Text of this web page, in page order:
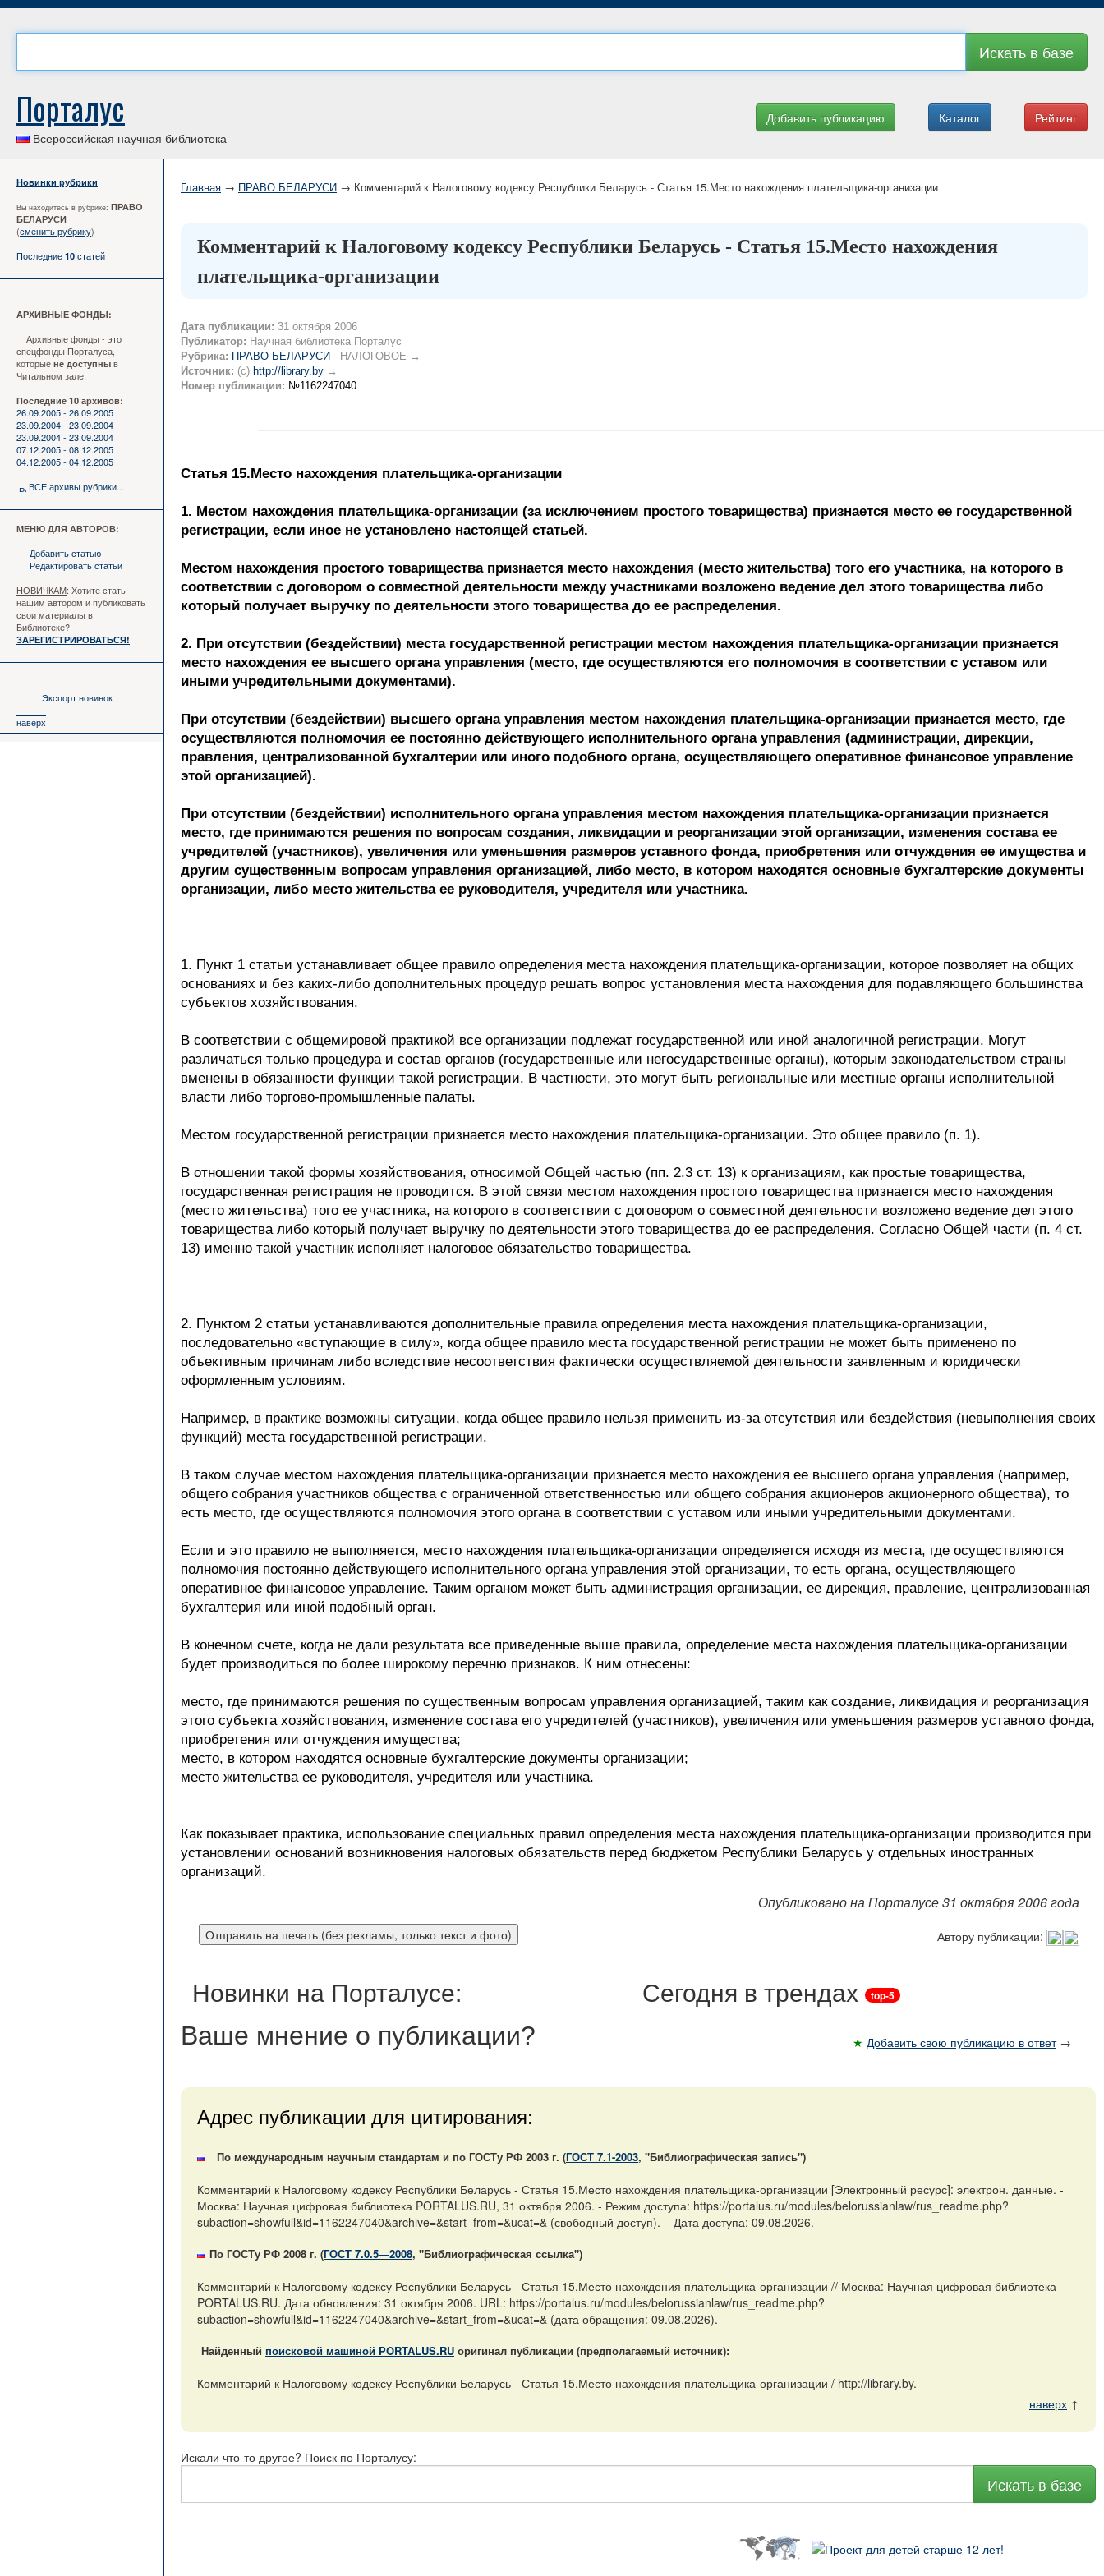
Искать в базе
Рейтинг
Каталог
Добавить публикацию
Порталус
Всероссийская научная библиотека
Новинки рубрики
Вы находитесь в рубрике: ПРАВО
БЕЛАРУСИ
(сменить рубрику)
Последние 10 статей
АРХИВНЫЕ ФОНДЫ:
Архивные фонды - это
спецфонды Порталуса,
которые не доступны в
Читальном зале.
Последние 10 архивов:
26.09.2005 - 26.09.2005
23.09.2004 - 23.09.2004
23.09.2004 - 23.09.2004
07.12.2005 - 08.12.2005
04.12.2005 - 04.12.2005
ВСЕ архивы рубрики...
МЕНЮ ДЛЯ АВТОРОВ:
Добавить статью
Редактировать статьи
НОВИЧКАМ: Хотите стать
нашим автором и публиковать
свои материалы в
Библиотеке?
ЗАРЕГИСТРИРОВАТЬСЯ!
Экспорт новинок
наверх
Главная → ПРАВО БЕЛАРУСИ → Комментарий к Налоговому кодексу Республики Беларусь - Статья 15.Место нахождения плательщика-организации
Комментарий к Налоговому кодексу Республики Беларусь - Статья 15.Место нахождения
плательщика-организации
Дата публикации: 31 октября 2006
Публикатор: Научная библиотека Порталус
Рубрика: ПРАВО БЕЛАРУСИ - НАЛОГОВОЕ →
Источник: (c) http://library.by →
Номер публикации: №1162247040
Статья 15.Место нахождения плательщика-организации
1. Местом нахождения плательщика-организации (за исключением простого товарищества) признается место ее государственной
регистрации, если иное не установлено настоящей статьей.
Местом нахождения простого товарищества признается место нахождения (место жительства) того его участника, на которого в
соответствии с договором о совместной деятельности между участниками возложено ведение дел этого товарищества либо
который получает выручку по деятельности этого товарищества до ее распределения.
2. При отсутствии (бездействии) места государственной регистрации местом нахождения плательщика-организации признается
место нахождения ее высшего органа управления (место, где осуществляются его полномочия в соответствии с уставом или
иными учредительными документами).
При отсутствии (бездействии) высшего органа управления местом нахождения плательщика-организации признается место, где
осуществляются полномочия ее постоянно действующего исполнительного органа управления (администрации, дирекции,
правления, централизованной бухгалтерии или иного подобного органа, осуществляющего оперативное финансовое управление
этой организацией).
При отсутствии (бездействии) исполнительного органа управления местом нахождения плательщика-организации признается
место, где принимаются решения по вопросам создания, ликвидации и реорганизации этой организации, изменения состава ее
учредителей (участников), увеличения или уменьшения размеров уставного фонда, приобретения или отчуждения ее имущества и
другим существенным вопросам управления организацией, либо место, в котором находятся основные бухгалтерские документы
организации, либо место жительства ее руководителя, учредителя или участника.
1. Пункт 1 статьи устанавливает общее правило определения места нахождения плательщика-организации, которое позволяет на общих
основаниях и без каких-либо дополнительных процедур решать вопрос установления места нахождения для подавляющего большинства
субъектов хозяйствования.
В соответствии с общемировой практикой все организации подлежат государственной или иной аналогичной регистрации. Могут
различаться только процедура и состав органов (государственные или негосударственные органы), которым законодательством страны
вменены в обязанности функции такой регистрации. В частности, это могут быть региональные или местные органы исполнительной
власти либо торгово-промышленные палаты.
Местом государственной регистрации признается место нахождения плательщика-организации. Это общее правило (п. 1).
В отношении такой формы хозяйствования, относимой Общей частью (пп. 2.3 ст. 13) к организациям, как простые товарищества,
государственная регистрация не проводится. В этой связи местом нахождения простого товарищества признается место нахождения
(место жительства) того ее участника, на которого в соответствии с договором о совместной деятельности возложено ведение дел этого
товарищества либо который получает выручку по деятельности этого товарищества до ее распределения. Согласно Общей части (п. 4 ст.
13) именно такой участник исполняет налоговое обязательство товарищества.
2. Пунктом 2 статьи устанавливаются дополнительные правила определения места нахождения плательщика-организации,
последовательно «вступающие в силу», когда общее правило места государственной регистрации не может быть применено по
объективным причинам либо вследствие несоответствия фактически осуществляемой деятельности заявленным и юридически
оформленным условиям.
Например, в практике возможны ситуации, когда общее правило нельзя применить из-за отсутствия или бездействия (невыполнения своих
функций) места государственной регистрации.
В таком случае местом нахождения плательщика-организации признается место нахождения ее высшего органа управления (например,
общего собрания участников общества с ограниченной ответственностью или общего собрания акционеров акционерного общества), то
есть место, где осуществляются полномочия этого органа в соответствии с уставом или иными учредительными документами.
Если и это правило не выполняется, место нахождения плательщика-организации определяется исходя из места, где осуществляются
полномочия постоянно действующего исполнительного органа управления этой организации, то есть органа, осуществляющего
оперативное финансовое управление. Таким органом может быть администрация организации, ее дирекция, правление, централизованная
бухгалтерия или иной подобный орган.
В конечном счете, когда не дали результата все приведенные выше правила, определение места нахождения плательщика-организации
будет производиться по более широкому перечню признаков. К ним отнесены:
место, где принимаются решения по существенным вопросам управления организацией, таким как создание, ликвидация и реорганизация
этого субъекта хозяйствования, изменение состава его учредителей (участников), увеличения или уменьшения размеров уставного фонда,
приобретения или отчуждения имущества;
место, в котором находятся основные бухгалтерские документы организации;
место жительства ее руководителя, учредителя или участника.
Как показывает практика, использование специальных правил определения места нахождения плательщика-организации производится при
установлении оснований возникновения налоговых обязательств перед бюджетом Республики Беларусь у отдельных иностранных
организаций.
Опубликовано на Порталусе 31 октября 2006 года
Автору публикации:
Новинки на Порталусе: Сегодня в трендах top-5
★ Добавить свою публикацию в ответ→
Ваше мнение о публикации?
Адрес публикации для цитирования:
По международным научным стандартам и по ГОСТу РФ 2003 г. (ГОСТ 7.1-2003, "Библиографическая запись")
Комментарий к Налоговому кодексу Республики Беларусь - Статья 15.Место нахождения плательщика-организации [Электронный ресурс]: электрон. данные. -
Москва: Научная цифровая библиотека PORTALUS.RU, 31 октября 2006. - Режим доступа: https://portalus.ru/modules/belorussianlaw/rus_readme.php?
subaction=showfull&id=1162247040&archive=&start_from=&ucat=& (свободный доступ). – Дата доступа: 09.08.2026.
По ГОСТу РФ 2008 г. (ГОСТ 7.0.5—2008, "Библиографическая ссылка")
Комментарий к Налоговому кодексу Республики Беларусь - Статья 15.Место нахождения плательщика-организации // Москва: Научная цифровая библиотека
PORTALUS.RU. Дата обновления: 31 октября 2006. URL: https://portalus.ru/modules/belorussianlaw/rus_readme.php?
subaction=showfull&id=1162247040&archive=&start_from=&ucat=& (дата обращения: 09.08.2026).
Найденный поисковой машиной PORTALUS.RU оригинал публикации (предполагаемый источник):
Комментарий к Налоговому кодексу Республики Беларусь - Статья 15.Место нахождения плательщика-организации / http://library.by.
наверх ↑
Искали что-то другое? Поиск по Порталусу:
Искать в базе